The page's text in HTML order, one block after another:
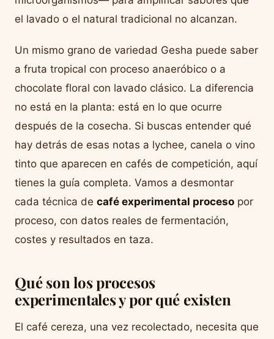
el lavado o el natural tradicional no alcanzan.
Un mismo grano de variedad Gesha puede saber
a fruta tropical con proceso anaeróbico o a
chocolate floral con lavado clásico. La diferencia
no está en la planta: está en lo que ocurre
después de la cosecha. Si buscas entender qué
hay detrás de esas notas a lychee, canela o vino
tinto que aparecen en cafés de competición, aquí
tienes la guía completa. Vamos a desmontar
cada técnica de café experimental proceso por
proceso, con datos reales de fermentación,
costes y resultados en taza.
Qué son los procesos
experimentales y por qué existen
El café cereza, una vez recolectado, necesita que